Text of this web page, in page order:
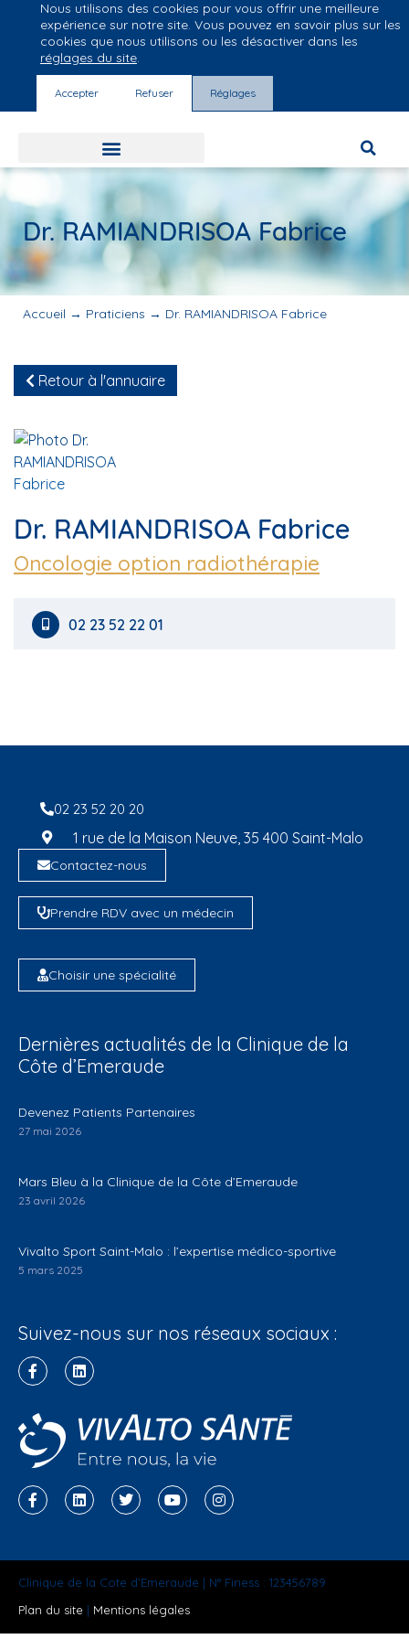
Groupe Vivalto Santé
Entre nous, la vie
Dr. RAMIANDRISOA Fabrice
Accueil → Praticiens → Dr. RAMIANDRISOA Fabrice
Retour à l'annuaire
Dr. RAMIANDRISOA Fabrice
Oncologie option radiothérapie
02 23 52 22 01
02 23 52 20 20
1 rue de la Maison Neuve, 35 400 Saint-Malo
Contactez-nous
Prendre RDV avec un médecin
Choisir une spécialité
Dernières actualités de la Clinique de la
Côte d’Emeraude
Devenez Patients Partenaires
27 mai 2026
Mars Bleu à la Clinique de la Côte d’Emeraude
23 avril 2026
Vivalto Sport Saint-Malo : l’expertise médico-sportive
5 mars 2025
Suivez-nous sur nos réseaux sociaux :
Clinique de la Cote d’Emeraude | N° Finess : 123456789
Plan du site | Mentions légales
Nous utilisons des cookies pour vous offrir une meilleure
expérience sur notre site. Vous pouvez en savoir plus sur les
cookies que nous utilisons ou les désactiver dans les
réglages du site.
Accepter Refuser Réglages